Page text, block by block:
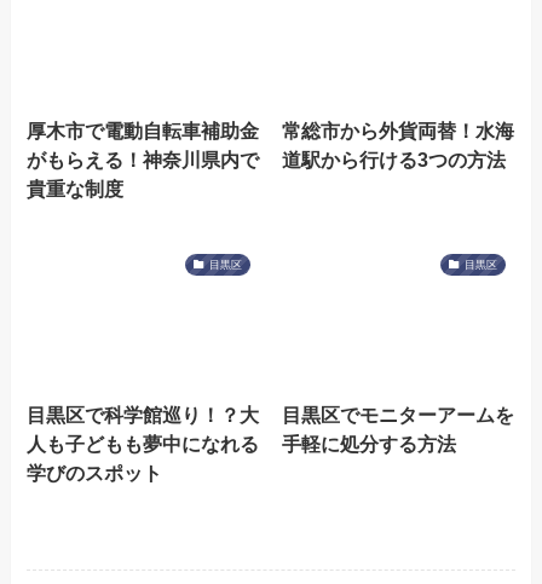
厚木市で電動自転車補助金
がもらえる！神奈川県内で
貴重な制度
常総市から外貨両替！水海
道駅から行ける3つの方法
目黒区
目黒区で科学館巡り！？大
人も子どもも夢中になれる
学びのスポット
目黒区
目黒区でモニターアームを
手軽に処分する方法